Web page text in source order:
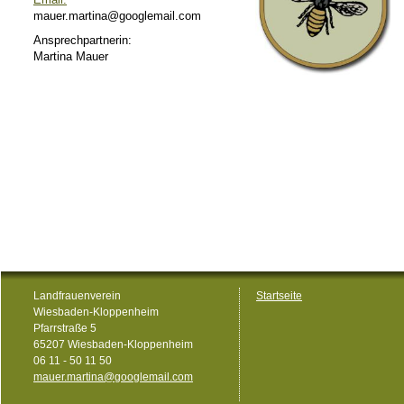
mauer.martina@googlemail.com
Ansprechpartnerin:
Martina Mauer
Landfrauenverein
Wiesbaden-Kloppenheim
Pfarrstraße 5
65207 Wiesbaden-Kloppenheim
06 11 - 50 11 50
mauer.martina@googlemail.com
Startseite